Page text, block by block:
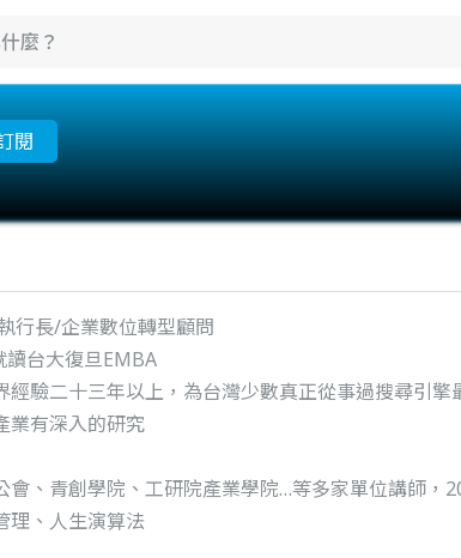
閱
行長/企業數位轉型顧問
台大復旦EMBA
經驗二十三年以上，為台灣少數真正從事過搜尋引
業有深入的研究
會、青創學院、工研院產業學院…等多家單位講師，
理、人生演算法